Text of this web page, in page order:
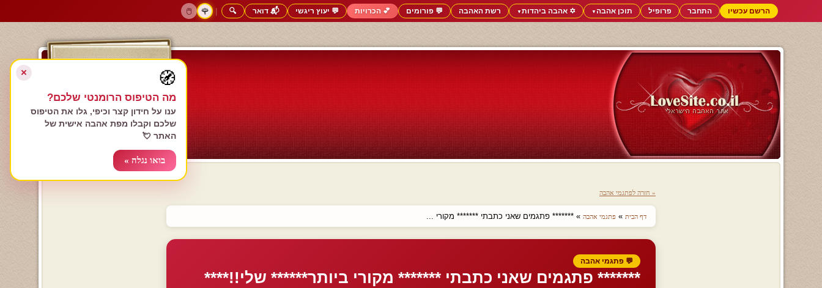
הרשם עכשיו התחבר פרופיל תוכן אהבה▼ ✡️ אהבה ביהדות▼ רשת האהבה 💬 פורומים 💕 הכרויות 💬 יעוץ ריגשי 📬 דואר 🔍
|
🌹
🖱️
הרשם עכשיו
התחבר
« חזרה לפתגמי אהבה
דף הבית » פתגמי אהבה » ******* פתגמים שאני כתבתי ******* מקורי ...
💬 פתגמי אהבה
******* פתגמים שאני כתבתי ******* מקורי ביותר****** שלי!!****